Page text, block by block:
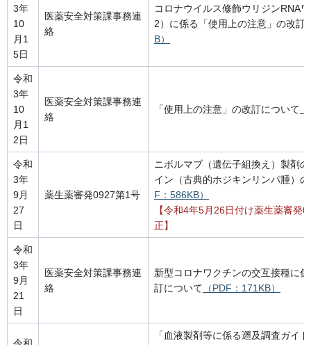
3年
10
月1
5日
医薬安全対策課事務連
絡
コロナウイルス修飾ウリジンRNA
2）に係る「使用上の注意」の改訂
B）
令和
3年
10
月1
2日
医薬安全対策課事務連
絡
「使用上の注意」の改訂について
令和
3年
9月
27
日
薬生薬審発0927第1号
ニボルマブ（遺伝子組換え）製剤
イン（古典的ホジキンリンパ腫）
F：586KB）
【令和4年5月26日付け薬生薬審発
正】
令和
3年
9月
21
日
医薬安全対策課事務連
絡
新型コロナワクチンの交互接種に
訂について （PDF：171KB）
「血液製剤等に係る遡及調査ガイ